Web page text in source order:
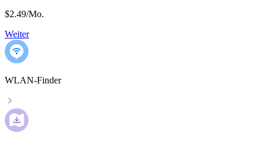
$2.49/Mo.
Weiter
WLAN-Finder